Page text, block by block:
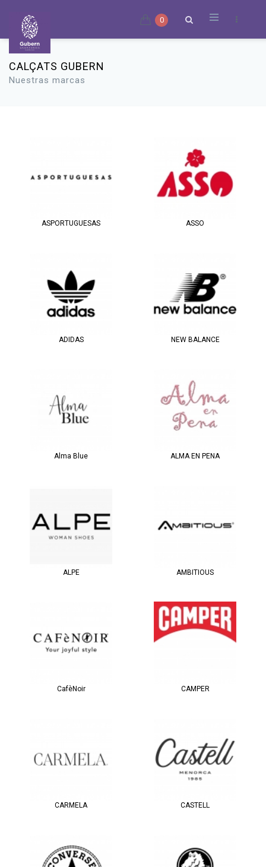
0
CALÇATS GUBERN
Nuestras marcas
ASPORTUGUESAS ASSO
ADIDAS NEW BALANCE
Alma Blue ALMA EN PENA
ALPE AMBITIOUS
CafèNoir CAMPER
CARMELA CASTELL